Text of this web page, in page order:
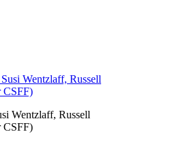
Wentzlaff, Russell
CSFF)